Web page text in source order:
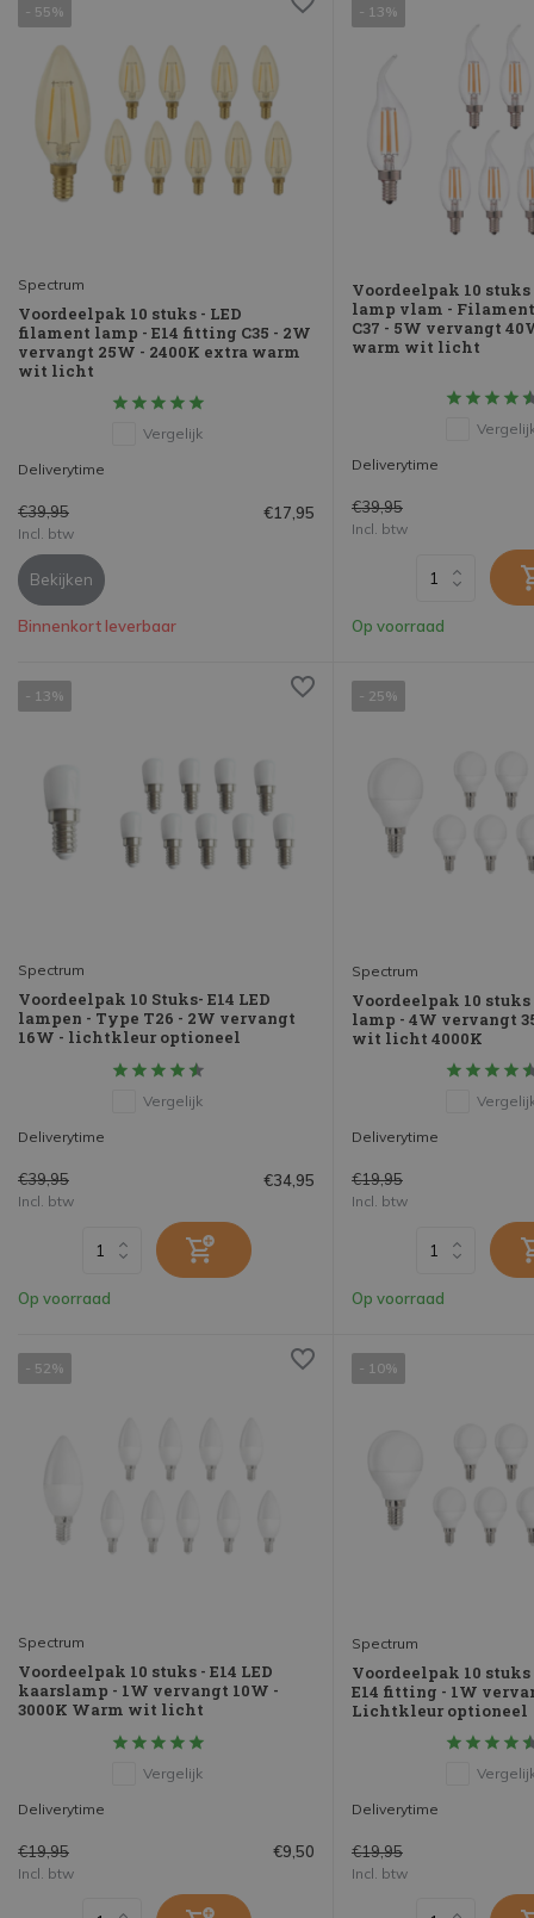
- 55%
Spectrum
Voordeelpak 10 stuks - LED
filament lamp - E14 fitting C35 - 2W
vervangt 25W - 2400K extra warm
wit licht
Vergelijk
Deliverytime
€39,95 €17,95
Incl. btw
Bekijken
Binnenkort leverbaar
- 13%
Voordeelpak 10
lamp vlam -
C37 - 5W vervangt
warm wit licht
Deliverytime
€39,95
Incl. btw
Op voorraad
- 13%
Spectrum
Voordeelpak 10 Stuks- E14 LED
lampen - Type T26 - 2W vervangt
16W - lichtkleur optioneel
Vergelijk
Deliverytime
€39,95 €34,95
Incl. btw
Op voorraad
- 25%
Spectrum
Voordeelpak 10 stuks
lamp - 4W vervangt
wit licht 4000K
Deliverytime
€19,95
Incl. btw
Op voorraad
- 52%
Spectrum
Voordeelpak 10 stuks - E14 LED
kaarslamp - 1W vervangt 10W -
3000K Warm wit licht
Vergelijk
Deliverytime
€19,95 €9,50
Incl. btw
- 10%
Spectrum
Voordeelpak 10 stuks
E14 fitting - 1W
Lichtkleur optioneel
Deliverytime
€19,95
Incl. btw